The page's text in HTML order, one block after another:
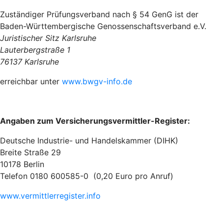
Zuständiger Prüfungsverband nach § 54 GenG ist der
Baden-Württembergische Genossenschaftsverband e.V.
Juristischer Sitz Karlsruhe
Lauterbergstraße 1
76137 Karlsruhe
erreichbar unter www.bwgv-info.de
Angaben zum Versicherungsvermittler-Register:
Deutsche Industrie- und Handelskammer (DIHK)
Breite Straße 29
10178 Berlin
Telefon 0180 600585-0 (0,20 Euro pro Anruf)
www.vermittlerregister.info